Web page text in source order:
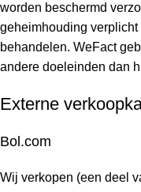
worden beschermd
geheimhouding
behandelen. WeFact
andere doeleinden dan
Externe
Bol.com
Wij verkopen (een deel